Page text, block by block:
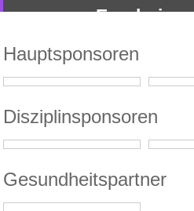
Ergebnisse
Hauptsponsoren
Disziplinsponsoren
Gesundheitspartner